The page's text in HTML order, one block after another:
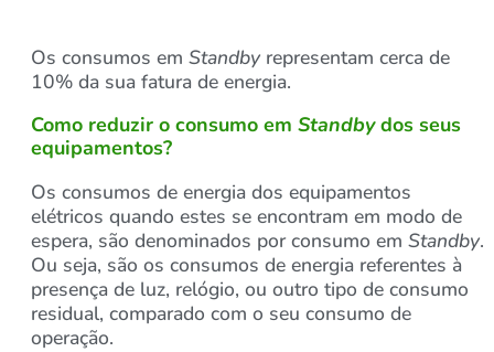
Os consumos em Standby representam cerca de
10% da sua fatura de energia.
Como reduzir o consumo em Standbydos seus
equipamentos?
Os consumos de energia dos equipamentos
elétricos quando estes se encontram em modo de
espera, são denominados por consumo em Standby.
Ou seja, são os consumos de energia referentes à
presença de luz, relógio, ou outro tipo de consumo
residual, comparado com o seu consumo de
operação.